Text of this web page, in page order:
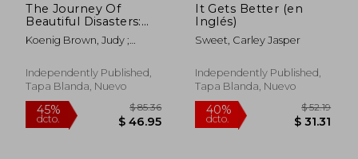
The Journey Of
Beautiful Disasters:
The Story Of Healing
While Changing The
Koenig Brown, Judy ;
Independently Published,
Tapa Blanda, Nuevo
It Gets Better (en
Inglés)
Sweet, Carley Jasper
Independently Published,
Tapa Blanda, Nuevo